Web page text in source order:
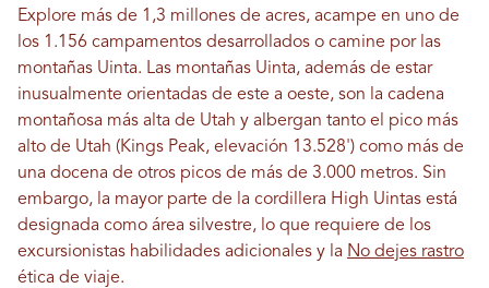
Explore más de 1,3 millones de acres, acampe en uno de
los 1.156 campamentos desarrollados o camine por las
montañas Uinta. Las montañas Uinta, además de estar
inusualmente orientadas de este a oeste, son la cadena
montañosa más alta de Utah y albergan tanto el pico más
alto de Utah (Kings Peak, elevación 13.528') como más de
una docena de otros picos de más de 3.000 metros. Sin
embargo, la mayor parte de la cordillera High Uintas está
designada como área silvestre, lo que requiere de los
excursionistas habilidades adicionales y la No dejes rastro
ética de viaje.